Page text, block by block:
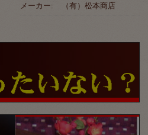
メーカー: （有）松本商店